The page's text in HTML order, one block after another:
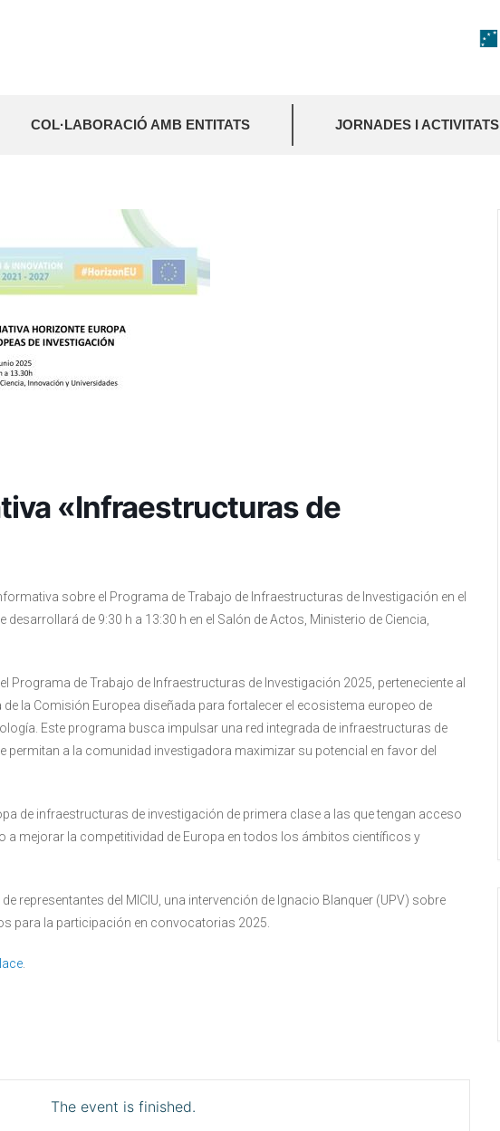
COL·LABORACIÓ AMB ENTITATS JORNADES I ACTIVITATS
«Infraestructuras de
sobre el Programa de Trabajo de Infraestructuras de Investigación en el
de 9:30 h a 13:30 h en el Salón de Actos, Ministerio de Ciencia,
Programa de Trabajo de Infraestructuras de Investigación 2025, perteneciente al
de la Comisión Europea diseñada para fortalecer el ecosistema europeo de
Este programa busca impulsar una red integrada de infraestructuras de
permitan a la comunidad investigadora maximizar su potencial en favor del
de infraestructuras de investigación de primera clase a las que tengan acceso
mejorar la competitividad de Europa en todos los ámbitos científicos y
representantes del MICIU, una intervención de Ignacio Blanquer (UPV) sobre
para la participación en convocatorias 2025.
The event is finished.